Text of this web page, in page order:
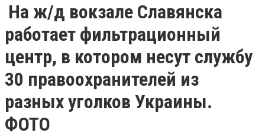
На ж/д вокзале Славянска
работает фильтрационный
центр, в котором несут службу
30 правоохранителей из
разных уголков Украины.
ФОТО